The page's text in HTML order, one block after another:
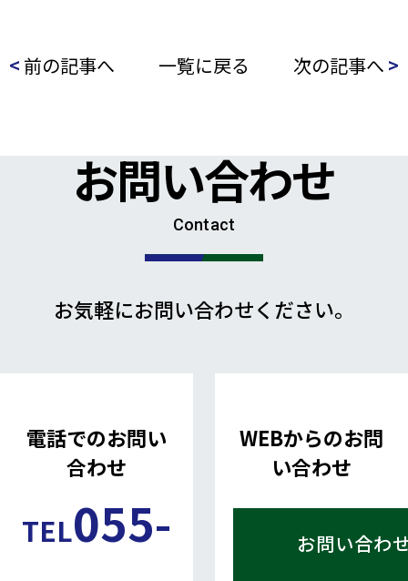
< 前の記事へ 一覧に戻る 次の記事へ >
お問い合わせ
Contact
お気軽にお問い合わせください。
電話でのお問い
合わせ
TEL055-
WEBからのお問
い合わせ
お問い合わ